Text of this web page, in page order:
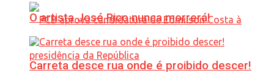
O artista José Rico nunca morrerá!
Carreta desce rua onde é proibido descer!